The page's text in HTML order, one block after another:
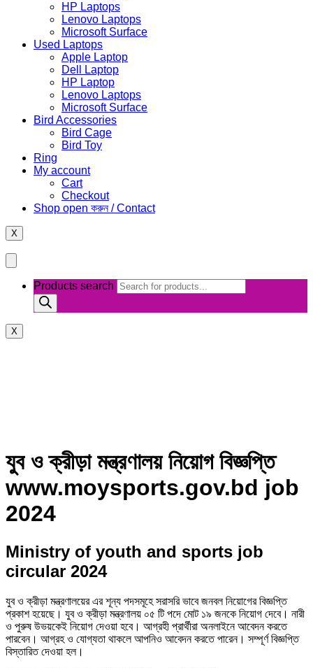
HP Laptops
Lenovo Laptops
Microsoft Surface
Used Laptops
Apple Laptop
Dell Laptop
HP Laptop
Lenovo Laptops
Microsoft Surface
Bird Accessories
Bird Cage
Bird Toy
Ring
My account
Cart
Checkout
Shop open করুন / Contact
X
Products search
X
যুব ও ক্রীড়া মন্ত্রণালয় নিয়োগ বিজ্ঞপ্তি
www.moysports.gov.bd job
2024
Ministry of youth and sports job
circular 2024
যুব ও ক্রীড়া মন্ত্রণালয়ের এর শূন্য পদসমূহে সরাসরি ভাবে জনবল নিয়োগের বিজ্ঞপ্তি
প্রকাশ হয়েছে। যুব ও ক্রীড়া মন্ত্রণালয় ০৫ টি পদে মোট ১৯ জনকে নিয়োগ দেবে। নারী
ও পুরুষ উভয়কেই নিয়োগ দেওয়া হবে। আগ্রহী প্রার্থীরা অনলাইনে আবেদন করতে
পারবেন। আগ্রহ ও যোগ্যতা থাকলে আপনিও আবেদন করতে পারেন। সম্পূর্ণ বিজ্ঞপ্তি
বিস্তারিত দেওয়া হল।